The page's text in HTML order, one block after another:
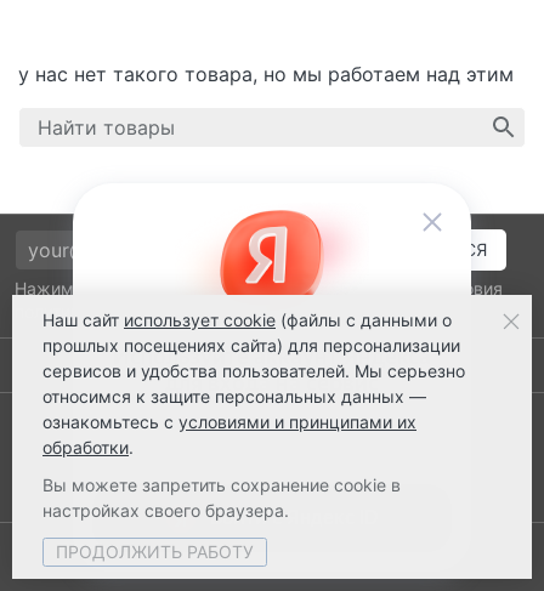
у нас нет такого товара, но мы работаем над этим
Нажимая на кнопку подтверждения, я принимаю условия
политики обработки персональных данных
Выполнено заказов: 52555
8 800 2018-054
© 2003-2026 ТехноСервис Ставрополь
Наш сайт использует cookie (файлы с данными о
прошлых посещениях сайта) для персонализации
сервисов и удобства пользователей. Мы серьезно
относимся к защите персональных данных —
ознакомьтесь с условиями и принципами их
обработки.
Вы можете запретить сохранение cookie в
настройках своего браузера.
ПРОДОЛЖИТЬ РАБОТУ